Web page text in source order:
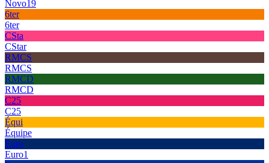
Novo19
6ter
6ter
CSta
CStar
RMCS
RMCS
RMCD
RMCD
C25
C25
Équi
Équipe
Euro
Euro1